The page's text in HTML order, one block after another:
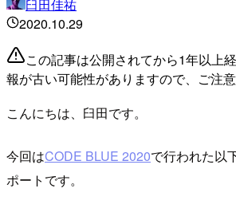
臼田佳祐
2020.10.29
この記事は公開されてから1年以上
報が古い可能性がありますので、ご注意
こんにちは、臼田です。
今回はCODE BLUE 2020で行われた以
ポートです。